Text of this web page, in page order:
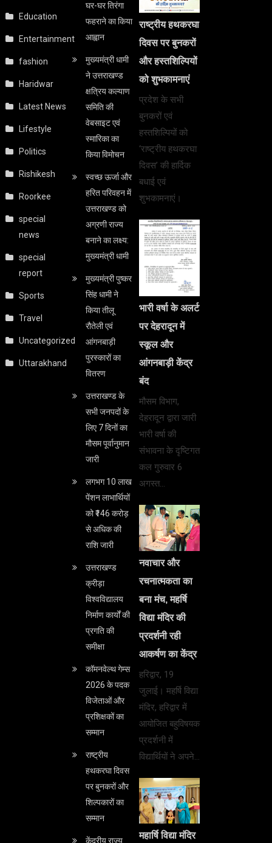
Education
Entertainment
fashion
Haridwar
Latest News
Lifestyle
Politics
Rishikesh
Roorkee
special
news
special
report
Sports
Travel
Uncategorized
Uttarakhand
घर-घर तिरंगा
फहराने का किया
आह्वान
मुख्यमंत्री धामी
ने उत्तराखण्ड
क्षत्रिय कल्याण
समिति की
वेबसाइट एवं
स्मारिका का
किया विमोचन
स्वच्छ ऊर्जा और
हरित परिवहन में
उत्तराखण्ड को
अग्रणी राज्य
बनाने का लक्ष्य:
मुख्यमंत्री धामी
मुख्यमंत्री पुष्कर
सिंह धामी ने
किया तीलू
रौतेली एवं
आंगनबाड़ी
पुरस्कारों का
वितरण
उत्तराखण्ड के
सभी जनपदों के
लिए 7 दिनों का
मौसम पूर्वानुमान
जारी
लगभग 10 लाख
पेंशन लाभार्थियों
को ₹146 करोड़
से अधिक की
राशि जारी
उत्तराखण्ड
क्रीड़ा
विश्वविद्यालय
निर्माण कार्यों की
प्रगति की
समीक्षा
कॉमनवेल्थ गेम्स
2026 के पदक
विजेताओं और
प्रशिक्षकों का
सम्मान
राष्ट्रीय
हथकरघा दिवस
पर बुनकरों और
शिल्पकारों का
सम्मान
केंद्रीय राज्य
राष्ट्रीय हथकरघा
दिवस पर बुनकरों
और हस्तशिल्पियों
को शुभकामनाएं
प्रदेश के सभी
बुनकरों एवं
हस्तशिल्पियों को
‘राष्ट्रीय हथकरघा
दिवस’ की हार्दिक
बधाई एवं
शुभकामनाएं।
भारी वर्षा के अलर्ट
पर देहरादून में
स्कूल और
आंगनबाड़ी केंद्र
बंद
मौसम विभाग,
देहरादून द्वारा जारी
भारी वर्षा की
संभावना के दृष्टिगत
कल गुरुवार 6
अगस्त…
नवाचार और
रचनात्मकता का
बना मंच, महर्षि
विद्या मंदिर की
प्रदर्शनी रही
आकर्षण का केंद्र
हरिद्वार, 19
जुलाई। महर्षि विद्या
मंदिर, हरिद्वार में
आयोजित बहुविषयक
प्रदर्शनी में
विद्यार्थियों ने अपने…
महार्षि विद्या मंदिर